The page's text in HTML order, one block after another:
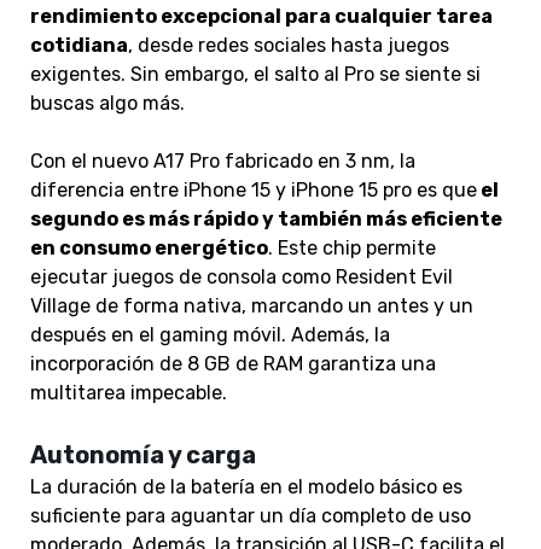
rendimiento excepcional para cualquier tarea
cotidiana, desde redes sociales hasta juegos
exigentes. Sin embargo, el salto al Pro se siente si
buscas algo más.
Con el nuevo A17 Pro fabricado en 3 nm, la
diferencia entre iPhone 15 y iPhone 15 pro es que el
segundo es más rápido y también más eficiente
en consumo energético. Este chip permite
ejecutar juegos de consola como Resident Evil
Village de forma nativa, marcando un antes y un
después en el gaming móvil. Además, la
incorporación de 8 GB de RAM garantiza una
multitarea impecable.
Autonomía y carga
La duración de la batería en el modelo básico es
suficiente para aguantar un día completo de uso